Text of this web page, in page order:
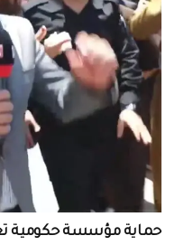
حماية مؤسسة حكومية